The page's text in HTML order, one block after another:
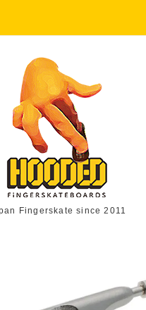
Fingerskate since 2011